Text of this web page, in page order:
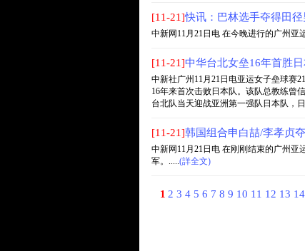
[11-21]快讯：巴林选手夺得田
中新网11月21日电 在今晚进行的广州亚
[11-21]中华台北女垒16年首胜日
中新社广州11月21日电亚运女子垒球赛
16年来首次击败日本队。该队总教练曾
台北队当天迎战亚洲第一强队日本队，
[11-21]韩国组合申白喆/李孝贞
中新网11月21日电 在刚刚结束的广州
军。.....(詳全文)
1 2 3 4 5 6 7 8 9 10 11 12 13 14